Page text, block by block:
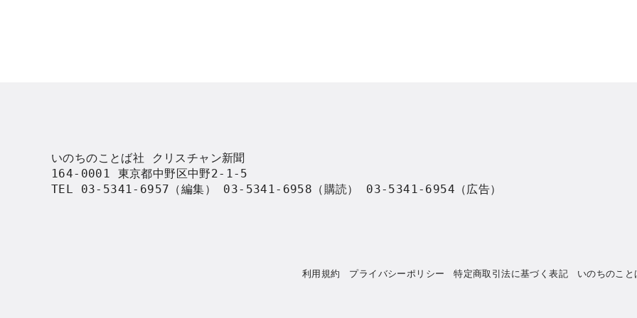
いのちのことば社 クリスチャン新聞
164-0001 東京都中野区中野2-1-5
TEL 03-5341-6957（編集） 03-5341-6958（購読） 03-5341-6954（広告）
利用規約 プライバシーポリシー 特定商取引法に基づく表記 いのちのこと